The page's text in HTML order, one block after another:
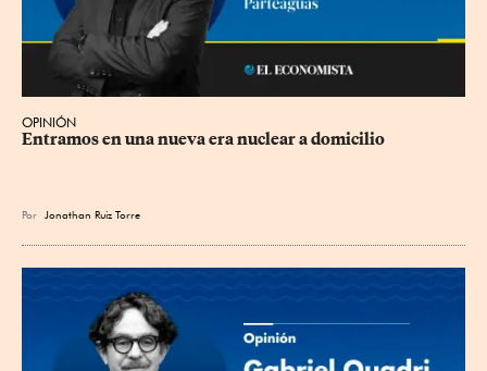
OPINIÓN
Entramos en una nueva era nuclear a domicilio
Por Jonathan Ruiz Torre